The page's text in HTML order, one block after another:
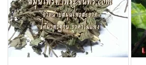
เป็นเกสรเพศผู้ขนาดสั้น 2 อัน และยา
รูปกลม ยาวประมาณ 0.1-0.2 มิลลิเม
ฐาน ก้านชูเกสรเป็นรูปแท่งยาวประม
มิลลิเมตร ส่วนเกสรเพศเมีย รังไข่จะ
ลักษณะเป็นรูปรี 2 อันประกบกัน แต่